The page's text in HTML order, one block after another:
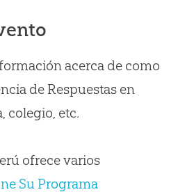
acerca de como
de Respuestas en
colegio, etc.
ofrece varios
Su Programa